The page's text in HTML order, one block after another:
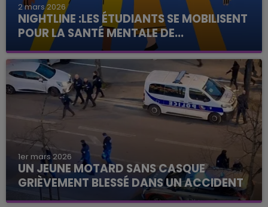
2 mars 2026
NIGHTLINE :LES ÉTUDIANTS SE MOBILISENT
POUR LA SANTÉ MENTALE DE...
1er mars 2026
UN JEUNE MOTARD SANS CASQUE
GRIÈVEMENT BLESSÉ DANS UN ACCIDENT